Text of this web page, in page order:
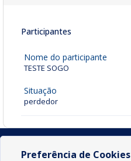
Participantes
Nome do participante
TESTE SOGO
Situação
perdedor
Preferência de Cookies